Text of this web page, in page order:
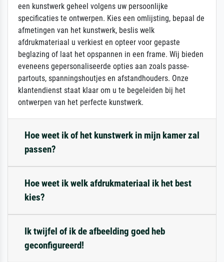
een kunstwerk geheel volgens uw persoonlijke
specificaties te ontwerpen. Kies een omlijsting, bepaal de
afmetingen van het kunstwerk, beslis welk
afdrukmateriaal u verkiest en opteer voor gepaste
beglazing of laat het opspannen in een frame. Wij bieden
eveneens gepersonaliseerde opties aan zoals passe-
partouts, spanningshoutjes en afstandhouders. Onze
klantendienst staat klaar om u te begeleiden bij het
ontwerpen van het perfecte kunstwerk.
Hoe weet ik of het kunstwerk in mijn kamer zal
passen?
Hoe weet ik welk afdrukmateriaal ik het best
kies?
Ik twijfel of ik de afbeelding goed heb
geconfigureerd!